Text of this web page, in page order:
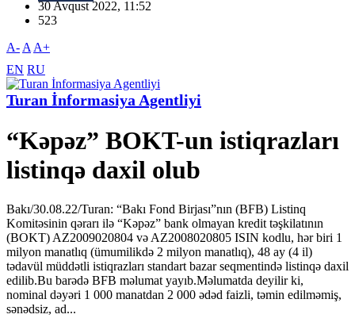
30 Avqust 2022, 11:52
523
A- A A+
EN RU
Turan İnformasiya Agentliyi
“Kəpəz” BOKT-un istiqrazları
listinqə daxil olub
Bakı/30.08.22/Turan: “Bakı Fond Birjası”nın (BFB) Listinq
Komitəsinin qərarı ilə “Kəpəz” bank olmayan kredit təşkilatının
(BOKT) AZ2009020804 və AZ2008020805 ISIN kodlu, hər biri 1
milyon manatlıq (ümumilikdə 2 milyon manatlıq), 48 ay (4 il)
tədavül müddətli istiqrazları standart bazar seqmentində listinqə daxil
edilib.Bu barədə BFB məlumat yayıb.Məlumatda deyilir ki,
nominal dəyəri 1 000 manatdan 2 000 ədəd faizli, təmin edilməmiş,
sənədsiz, ad...